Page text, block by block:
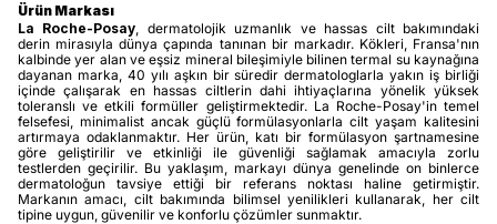
Ürün Markası
La Roche-Posay , dermatolojik uzmanlık ve hassas cilt bakımındaki
derin mirasıyla dünya çapında tanınan bir markadır. Kökleri, Fransa'nın
kalbinde yer alan ve eşsiz mineral bileşimiyle bilinen termal su kaynağına
dayanan marka, 40 yılı aşkın bir süredir dermatologlarla yakın iş birliği
içinde çalışarak en hassas ciltlerin dahi ihtiyaçlarına yönelik yüksek
toleranslı ve etkili formüller geliştirmektedir. La Roche-Posay'in temel
felsefesi, minimalist ancak güçlü formülasyonlarla cilt yaşam kalitesini
artırmaya odaklanmaktır. Her ürün, katı bir formülasyon şartnamesine
göre geliştirilir ve etkinliği ile güvenliği sağlamak amacıyla zorlu
testlerden geçirilir. Bu yaklaşım, markayı dünya genelinde on binlerce
dermatoloğun tavsiye ettiği bir referans noktası haline getirmiştir.
Markanın amacı, cilt bakımında bilimsel yenilikleri kullanarak, her cilt
tipine uygun, güvenilir ve konforlu çözümler sunmaktır.